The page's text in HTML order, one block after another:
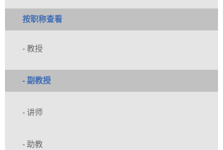
按职称查看
- 教授
- 副教授
- 讲师
- 助教